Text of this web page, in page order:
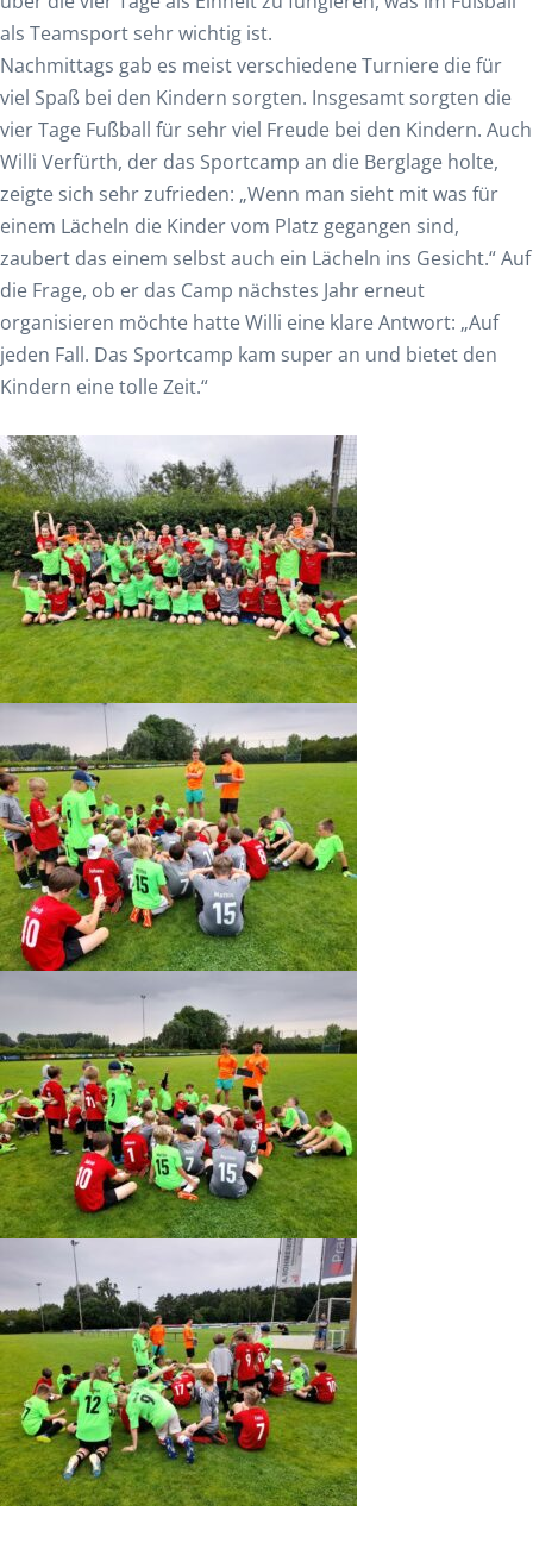
als Teamsport sehr wichtig ist.
Nachmittags gab es meist verschiedene Turniere die für
viel Spaß bei den Kindern sorgten. Insgesamt sorgten die
vier Tage Fußball für sehr viel Freude bei den Kindern. Auch
Willi Verfürth, der das Sportcamp an die Berglage holte,
zeigte sich sehr zufrieden: „Wenn man sieht mit was für
einem Lächeln die Kinder vom Platz gegangen sind,
zaubert das einem selbst auch ein Lächeln ins Gesicht.“ Auf
die Frage, ob er das Camp nächstes Jahr erneut
organisieren möchte hatte Willi eine klare Antwort: „Auf
jeden Fall. Das Sportcamp kam super an und bietet den
Kindern eine tolle Zeit.“